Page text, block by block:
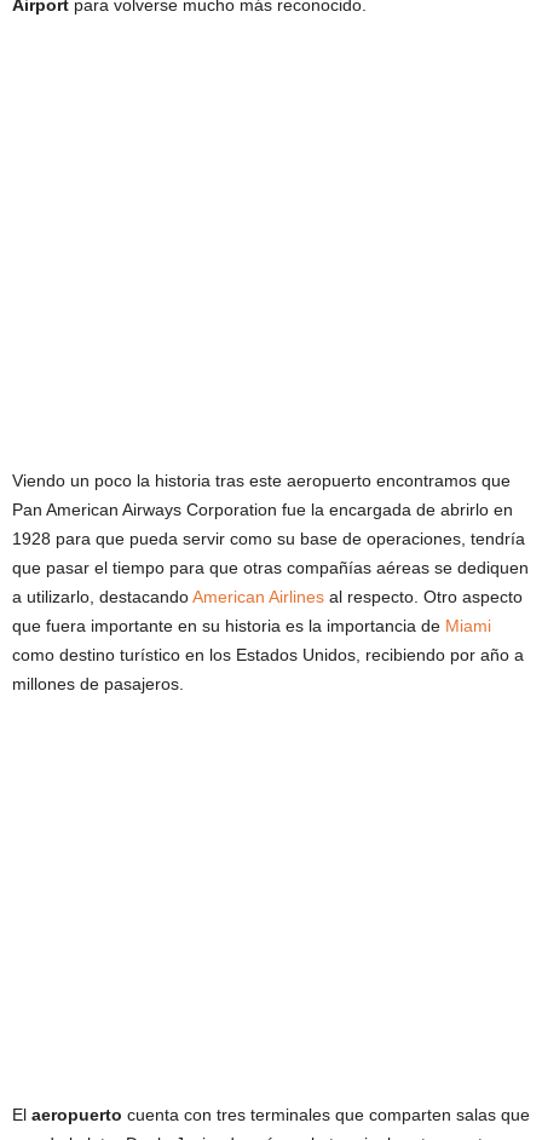
Airport para volverse mucho más reconocido.
Viendo un poco la historia tras este aeropuerto encontramos que
Pan American Airways Corporation fue la encargada de abrirlo en
1928 para que pueda servir como su base de operaciones, tendría
que pasar el tiempo para que otras compañías aéreas se dediquen
a utilizarlo, destacandoAmerican Airlines al respecto. Otro aspecto
que fuera importante en su historia es la importancia de Miami
como destino turístico en los Estados Unidos, recibiendo por año a
millones de pasajeros.
El aeropuerto cuenta con tres terminales que comparten salas que